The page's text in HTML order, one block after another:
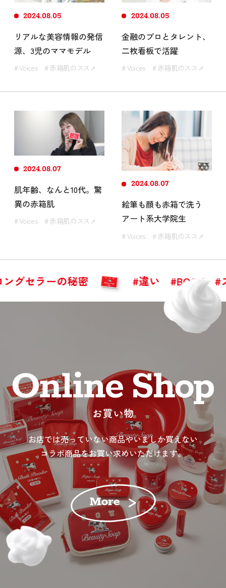
2024.08.05
リアルな美容情報の発信
源、3児のママモデル
# Voices # 赤箱肌のススメ
2024.08.05
金融のプロとタレント、
二枚看板で活躍
# Voices # 赤箱肌のススメ
2024.08.07
肌年齢、なんと10代。驚
異の赤箱肌
# Voices # 赤箱肌のススメ
2024.08.07
絵筆も顔も赤箱で洗う
アート系大学院生
# Voices # 赤箱肌のススメ
ラーの秘密 #違い #BOOK #スクワ
お買い物
お店では売っていない商品やいましか買えない
コラボ商品をお買い求めいただけます。
More